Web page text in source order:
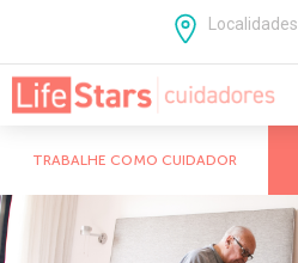
Localidades
Cuidados com Idosos
TRABALHE COMO CUIDADOR